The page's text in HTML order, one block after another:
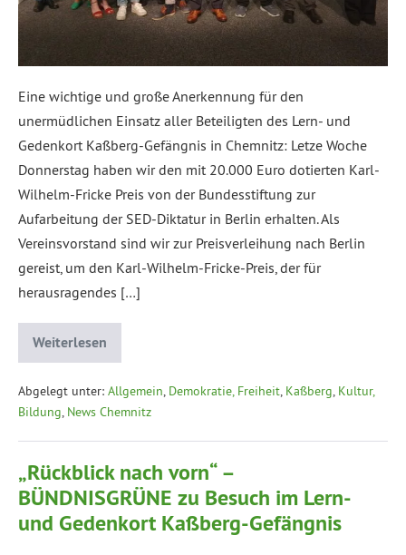
Eine wichtige und große Anerkennung für den
unermüdlichen Einsatz aller Beteiligten des Lern- und
Gedenkort Kaßberg-Gefängnis in Chemnitz: Letze Woche
Donnerstag haben wir den mit 20.000 Euro dotierten Karl-
Wilhelm-Fricke Preis von der Bundesstiftung zur
Aufarbeitung der SED-Diktatur in Berlin erhalten. Als
Vereinsvorstand sind wir zur Preisverleihung nach Berlin
gereist, um den Karl-Wilhelm-Fricke-Preis, der für
herausragendes […]
Weiterlesen
Abgelegt unter: Allgemein, Demokratie, Freiheit, Kaßberg, Kultur,
Bildung, News Chemnitz
„Rückblick nach vorn“ –
BÜNDNISGRÜNE zu Besuch im Lern-
und Gedenkort Kaßberg-Gefängnis